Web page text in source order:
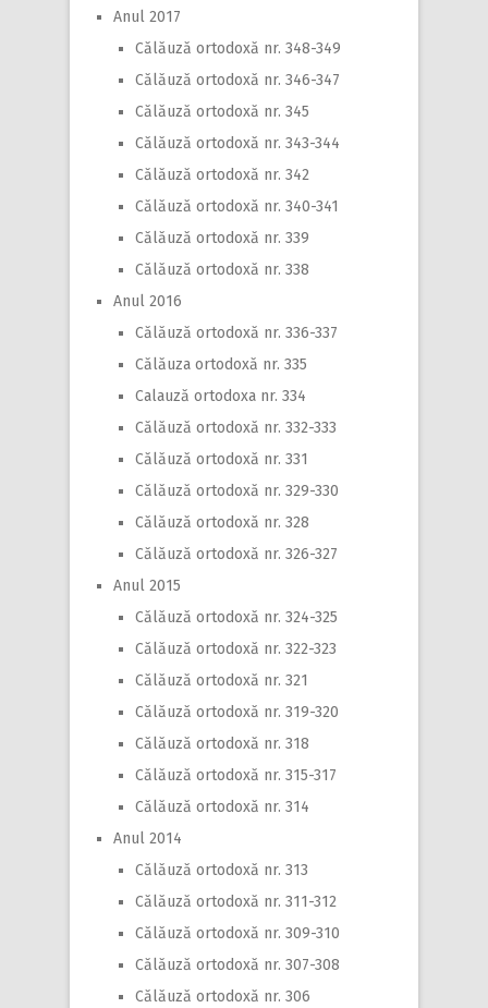
Anul 2017
Călăuză ortodoxă nr. 348-349
Călăuză ortodoxă nr. 346-347
Călăuză ortodoxă nr. 345
Călăuză ortodoxă nr. 343-344
Călăuză ortodoxă nr. 342
Călăuză ortodoxă nr. 340-341
Călăuză ortodoxă nr. 339
Călăuză ortodoxă nr. 338
Anul 2016
Călăuză ortodoxă nr. 336-337
Călăuza ortodoxă nr. 335
Calauză ortodoxa nr. 334
Călăuză ortodoxă nr. 332-333
Călăuză ortodoxă nr. 331
Călăuză ortodoxă nr. 329-330
Călăuză ortodoxă nr. 328
Călăuză ortodoxă nr. 326-327
Anul 2015
Călăuză ortodoxă nr. 324-325
Călăuză ortodoxă nr. 322-323
Călăuză ortodoxă nr. 321
Călăuză ortodoxă nr. 319-320
Călăuză ortodoxă nr. 318
Călăuză ortodoxă nr. 315-317
Călăuză ortodoxă nr. 314
Anul 2014
Călăuză ortodoxă nr. 313
Călăuză ortodoxă nr. 311-312
Călăuză ortodoxă nr. 309-310
Călăuză ortodoxă nr. 307-308
Călăuză ortodoxă nr. 306